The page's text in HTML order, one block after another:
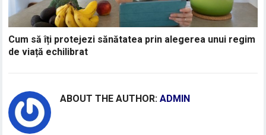
Cum să îți protejezi sănătatea prin alegerea unui regim
de viață echilibrat
ABOUT THE AUTHOR:ADMIN